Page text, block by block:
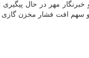
مهر در حال پیگیری
و سهم افت فشار مخزن